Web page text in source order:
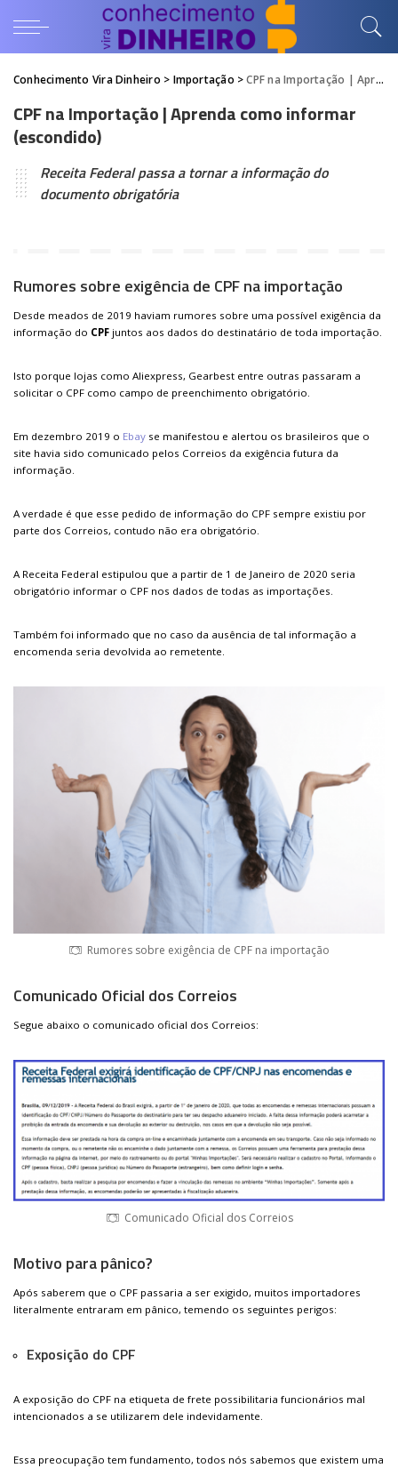
Conhecimento Vira Dinheiro > Importação >CPF na Importação | Aprenda como informar (escondido)
CPF na Importação | Aprenda como informar
(escondido)
Receita Federal passa a tornar a informação do
documento obrigatória
Rumores sobre exigência de CPF na importação
Desde meados de 2019 haviam rumores sobre uma possível exigência da
informação do CPF juntos aos dados do destinatário de toda importação.
Isto porque lojas como Aliexpress, Gearbest entre outras passaram a
solicitar o CPF como campo de preenchimento obrigatório.
Em dezembro 2019 o Ebay se manifestou e alertou os brasileiros que o
site havia sido comunicado pelos Correios da exigência futura da
informação.
A verdade é que esse pedido de informação do CPF sempre existiu por
parte dos Correios, contudo não era obrigatório.
A Receita Federal estipulou que a partir de 1 de Janeiro de 2020 seria
obrigatório informar o CPF nos dados de todas as importações.
Também foi informado que no caso da ausência de tal informação a
encomenda seria devolvida ao remetente.
Rumores sobre exigência de CPF na importação
Comunicado Oficial dos Correios
Segue abaixo o comunicado oficial dos Correios:
Comunicado Oficial dos Correios
Motivo para pânico?
Após saberem que o CPF passaria a ser exigido, muitos importadores
literalmente entraram em pânico, temendo os seguintes perigos:
Exposição do CPF
A exposição do CPF na etiqueta de frete possibilitaria funcionários mal
intencionados a se utilizarem dele indevidamente.
Essa preocupação tem fundamento, todos nós sabemos que existem uma